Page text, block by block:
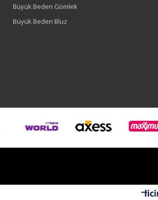
Büyük Beden Gömlek
Büyük Beden Bluz